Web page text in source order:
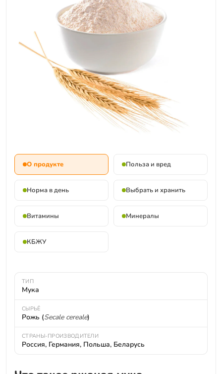
О продукте Польза и вред
Норма в день Выбрать и хранить
Витамины Минералы
КБЖУ
ТИП
Мука
СЫРЬЁ
Рожь (Secale cereale)
СТРАНЫ-ПРОИЗВОДИТЕЛИ
Россия, Германия, Польша, Беларусь